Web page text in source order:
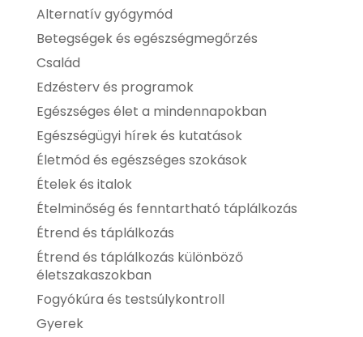
Alternatív gyógymód
Betegségek és egészségmegőrzés
Család
Edzésterv és programok
Egészséges élet a mindennapokban
Egészségügyi hírek és kutatások
Életmód és egészséges szokások
Ételek és italok
Ételminőség és fenntartható táplálkozás
Étrend és táplálkozás
Étrend és táplálkozás különböző
életszakaszokban
Fogyókúra és testsúlykontroll
Gyerek